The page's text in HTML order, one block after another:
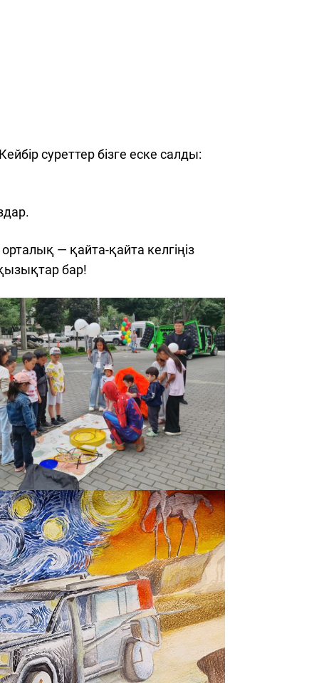
суреттер бізге еске салды:
— қайта-қайта келгіңіз
бар!